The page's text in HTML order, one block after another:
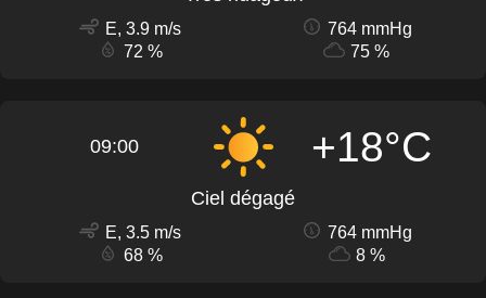
E, 3.9 m/s
764 mmHg
72 %
75 %
09:00 +18°C
Ciel dégagé
E, 3.5 m/s
764 mmHg
68 %
8 %